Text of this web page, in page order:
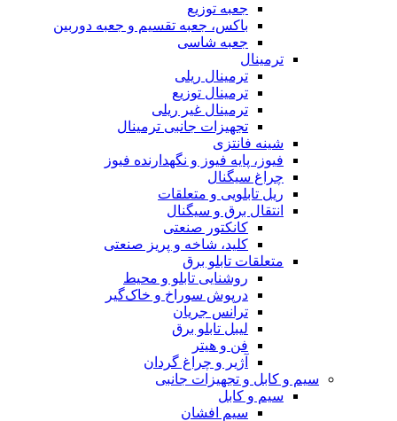
جعبه توزیع
باکس، جعبه تقسیم و جعبه دوربین
جعبه شاسی
ترمینال
ترمینال ریلی
ترمینال توزیع
ترمینال غیر ریلی
تجهیزات جانبی ترمینال
شینه فانتزی
فیوز، پایه فیوز و نگهدارنده فیوز
چراغ سیگنال
ریل تابلویی و متعلقات
انتقال برق و سیگنال
کانکتور صنعتی
کلید، شاخه و پریز صنعتی
متعلقات تابلو برق
روشنایی تابلو و محیط
درپوش سوراخ و خاک‌گیر
ترانس جریان
لیبل تابلو برق
فن و هیتر
آژیر و چراغ گردان
سیم و کابل و تجهیزات جانبی
سیم و کابل
سیم افشان